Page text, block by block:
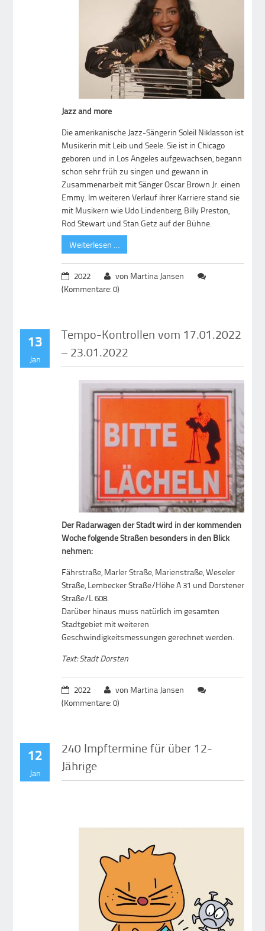
Jazz and more
Die amerikanische Jazz-Sängerin Soleil Niklasson ist
Musikerin mit Leib und Seele. Sie ist in Chicago
geboren und in Los Angeles aufgewachsen, begann
schon sehr früh zu singen und gewann in
Zusammenarbeit mit Sänger Oscar Brown Jr. einen
Emmy. Im weiteren Verlauf ihrer Karriere stand sie
mit Musikern wie Udo Lindenberg, Billy Preston,
Rod Stewart und Stan Getz auf der Bühne.
Weiterlesen …
2022
von Martina Jansen
(Kommentare: 0)
13
Jan
Tempo-Kontrollen vom 17.01.2022
– 23.01.2022
Der Radarwagen der Stadt wird in der kommenden
Woche folgende Straßen besonders in den Blick
nehmen:
Fährstraße, Marler Straße, Marienstraße, Weseler
Straße, Lembecker Straße/Höhe A 31 und Dorstener
Straße/L 608.
Darüber hinaus muss natürlich im gesamten
Stadtgebiet mit weiteren
Geschwindigkeitsmessungen gerechnet werden.
Text: Stadt Dorsten
2022
von Martina Jansen
(Kommentare: 0)
12
Jan
240 Impftermine für über 12-
Jährige